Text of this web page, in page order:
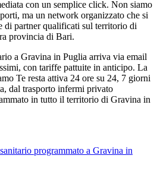
con un semplice click. Non siamo
ma un network organizzato che si
di partner qualificati sul territorio di
provincia di Bari.
a Gravina in Puglia arriva via email
con tariffe pattuite in anticipo. La
Te resta attiva 24 ore su 24, 7 giorni
dal trasporto infermi privato
in tutto il territorio di Gravina in
programmato a Gravina in